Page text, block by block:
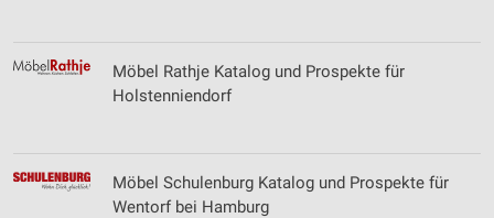
Möbel Rathje Katalog und Prospekte für
Holstenniendorf
Möbel Schulenburg Katalog und Prospekte für
Wentorf bei Hamburg
Verwendung reduzierter Daten zur Auswahl von
Geräte anhand von aktiv angeforderten